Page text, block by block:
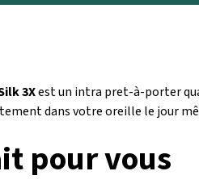
3Xest un intra pret-à-porter
dans votre oreille le jour
pour vous